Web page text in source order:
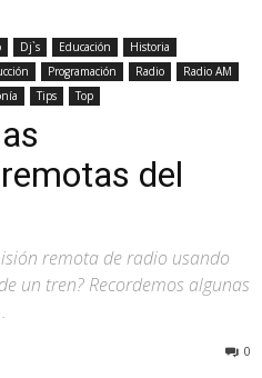
Dj`s Educación
Historia
Programación Radio
Radio AM
Tips Top
del
remota de radio usando
un tren? Recordemos algunas
0